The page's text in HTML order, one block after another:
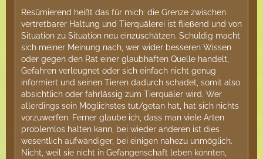
Resümierend heißt das für mich: die Grenze zwischen
vertretbarer Haltung und Tierquälerei ist fließend und von
Situation zu Situation neu einzuschätzen. Schuldig macht
sich meiner Meinung nach, wer wider besseren Wissen
oder gegen den Rat einer glaubhaften Quelle handelt,
Gefahren verleugnet oder sich einfach nicht genug
informiert und seinen Tieren dadurch schadet, somit also
absichtlich oder fahrlässig zum Tierquäler wird. Wer
allerdings sein Möglichstes tut/getan hat, hat sich nichts
vorzuwerfen. Ferner glaube ich, dass man viele Arten
problemlos halten kann, bei wieder anderen ist dies
wesentlich aufwändiger, bei einigen nahezu unmöglich.
Nicht, weil sie nicht in Gefangenschaft leben könnten,